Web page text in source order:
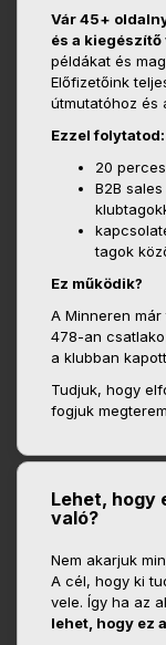
Vár 45+
és a kiegészítő
példákat és
Előfizetőink
útmutatóhoz és
Ezzel folytatod:
20
B2B
tagok
Ez működik?
A Minneren
478-an
a klubban
Tudjuk, hogy
fogjuk
Lehet, hogy
való?
Nem akarjuk
A cél, hogy ki
vele. Így ha az
lehet, hogy ez